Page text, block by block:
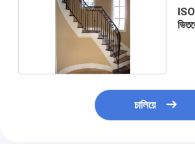
চালিয়ে